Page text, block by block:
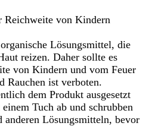
Reichweite von Kindern
Lösungsmittel, die
reizen. Daher sollte es
von Kindern und vom Feuer
Rauchen ist verboten.
dem Produkt ausgesetzt
Tuch ab und schrubben
Lösungsmitteln, bevor